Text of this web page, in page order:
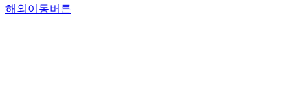
해외이동버튼